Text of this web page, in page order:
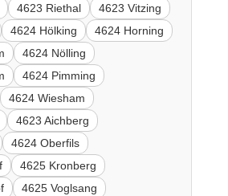
4623 Riethal
4623 Vitzing
4624 Hölking
4624 Horning
4624 Nölling
4624 Pimming
4624 Wiesham
4623 Aichberg
4624 Oberfils
4625 Kronberg
4625 Voglsang